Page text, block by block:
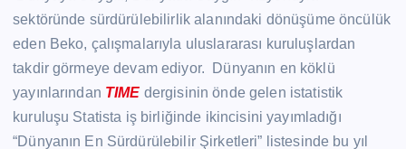
sektöründe sürdürülebilirlik alanındaki dönüşüme öncülük
eden Beko, çalışmalarıyla uluslararası kuruluşlardan
takdir görmeye devam ediyor. Dünyanın en köklü
yayınlarından TIME dergisinin önde gelen istatistik
kuruluşu Statista iş birliğinde ikincisini yayımladığı
“Dünyanın En Sürdürülebilir Şirketleri” listesinde bu yıl